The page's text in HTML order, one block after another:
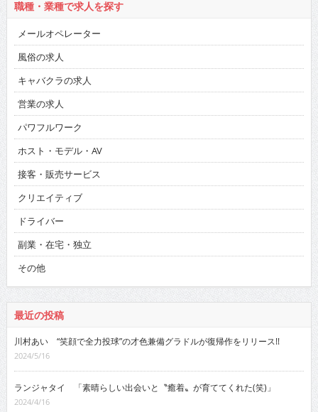
職種・業種で求人を探す
メールオペレーター
風俗の求人
キャバクラの求人
営業の求人
パワフルワーク
ホスト・モデル・AV
接客・販売サービス
クリエイティブ
ドライバー
副業・在宅・独立
その他
最近の投稿
川村あい “笑顔で全力投球”の才色兼備グラドルが復帰作をリリース!!
2024/5/16
ランジャタイ 「素晴らしい出会いと〝癒着〟が育ててくれた(笑)」
2024/4/16